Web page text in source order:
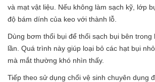
và mạt vật liệu. Nếu không làm sạch kỹ, lớp
độ bám dính của keo với thành lỗ.
Dùng bơm thổi bụi để thổi sạch bụi bên trong
lần. Quá trình này giúp loại bỏ các hạt bụi
mà mắt thường khó nhìn thấy.
Tiếp theo sử dụng chổi vệ sinh chuyên dụng